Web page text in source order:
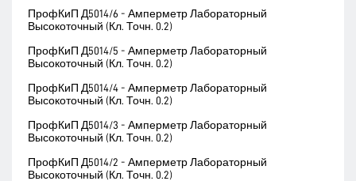
ПрофКиП Д5014/6 - Амперметр Лабораторный
Высокоточный (Кл. Точн. 0.2)
ПрофКиП Д5014/5 - Амперметр Лабораторный
Высокоточный (Кл. Точн. 0.2)
ПрофКиП Д5014/4 - Амперметр Лабораторный
Высокоточный (Кл. Точн. 0.2)
ПрофКиП Д5014/3 - Амперметр Лабораторный
Высокоточный (Кл. Точн. 0.2)
ПрофКиП Д5014/2 - Амперметр Лабораторный
Высокоточный (Кл. Точн. 0.2)